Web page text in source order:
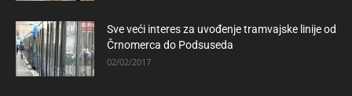
Sve veći interes za uvođenje tramvajske linije od
Črnomerca do Podsuseda
02/02/2017